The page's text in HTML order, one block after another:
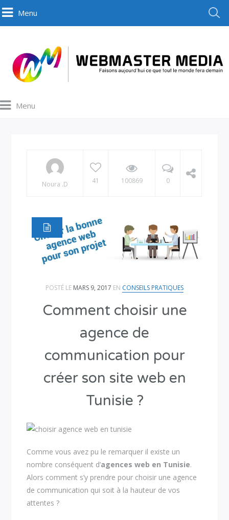
Menu
Menu
Noura .D 41 100869 0
POSTÉ LE MARS 9, 2017 EN CONSEILS PRATIQUES
Comment choisir une
agence de
communication pour
créer son site web en
Tunisie ?
Comme vous avez pu le remarquer il existe un
nombre conséquent d’agences web en Tunisie.
Alors comment s’y prendre pour choisir une agence
de communication qui soit à la hauteur de vos
attentes ?